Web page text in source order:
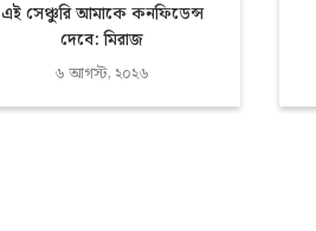
এই সেঞ্চুরি আমাকে কনফিডেন্স
দেবে: মিরাজ
৬ আগস্ট, ২০২৬